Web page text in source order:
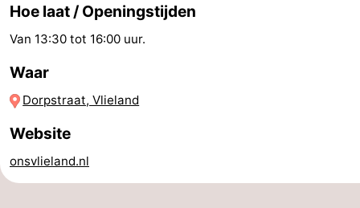
Route
Reisboekenwinkel
Nieuws
Hoe laat / Openingstijden
Van 13:30 tot 16:00 uur.
Waar
Dorpstraat, Vlieland
Website
onsvlieland.nl